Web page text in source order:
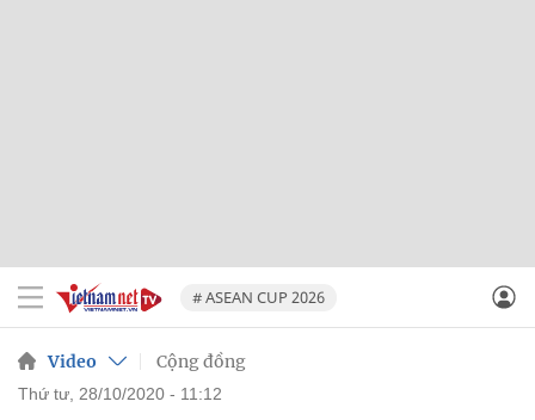
# ASEAN CUP 2026
Video Cộng đồng
thứ tư, 28/10/2020 - 11:12